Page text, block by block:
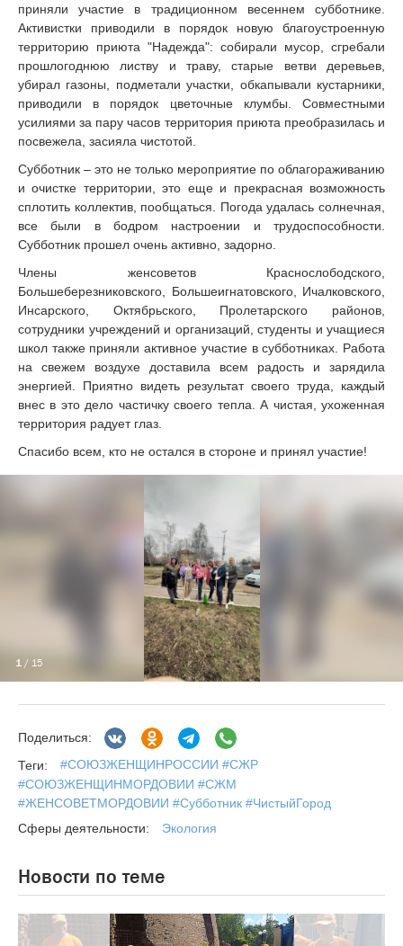
приняли участие в традиционном весеннем субботнике.
Активистки приводили в порядок новую благоустроенную
территорию приюта "Надежда": собирали мусор, сгребали
прошлогоднюю листву и траву, старые ветви деревьев,
убирал газоны, подметали участки, обкапывали кустарники,
приводили в порядок цветочные клумбы. Совместными
усилиями за пару часов территория приюта преобразилась и
посвежела, засияла чистотой.
Субботник – это не только мероприятие по облагораживанию
и очистке территории, это еще и прекрасная возможность
сплотить коллектив, пообщаться. Погода удалась солнечная,
все были в бодром настроении и трудоспособности.
Субботник прошел очень активно, задорно.
Члены женсоветов Краснослободского,
Большеберезниковского, Большеигнатовского, Ичалковского,
Инсарского, Октябрьского, Пролетарского районов,
сотрудники учреждений и организаций, студенты и учащиеся
школ также приняли активное участие в субботниках. Работа
на свежем воздухе доставила всем радость и зарядила
энергией. Приятно видеть результат своего труда, каждый
внес в это дело частичку своего тепла. А чистая, ухоженная
территория радует глаз.
Спасибо всем, кто не остался в стороне и принял участие!
1 / 15
Поделиться:
Теги:
#СОЮЗЖЕНЩИНРОССИИ #СЖР
#СОЮЗЖЕНЩИНМОРДОВИИ #СЖМ
#ЖЕНСОВЕТМОРДОВИИ #Субботник #ЧистыйГород
Сферы деятельности:
Экология
Новости по теме